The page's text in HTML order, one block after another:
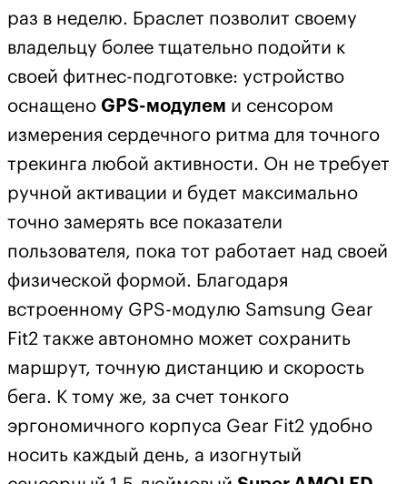
раз в неделю. Браслет позволит своему
владельцу более тщательно подойти к
своей фитнес-подготовке: устройство
оснащено GPS-модулем и сенсором
измерения сердечного ритма для точного
трекинга любой активности. Он не требует
ручной активации и будет максимально
точно замерять все показатели
пользователя, пока тот работает над своей
физической формой. Благодаря
встроенному GPS-модулю Samsung Gear
Fit2 также автономно может сохранить
маршрут, точную дистанцию и скорость
бега. К тому же, за счет тонкого
эргономичного корпуса Gear Fit2 удобно
носить каждый день, а изогнутый